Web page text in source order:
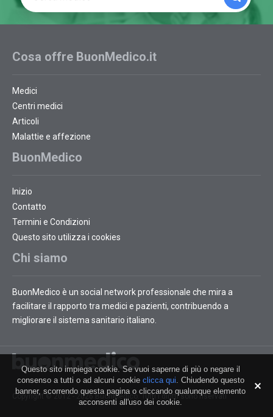
Cosa offre BuonMedico.it
Medici
Centri medici
Articoli
Malattie e affezione
BuonMedico
Inizio
Contatto
Termini e Condizioni
Questo sito utilizza i cookies
Chi siamo
BuonMedico è un social network professionale che mira a
facilitare il rapporto tra medici e pazienti, contribuendo a
migliorare il sistema sanitario italiano.
Copyright © 2012 - 2026 BuonMedico. Tutti i diritti sono riservati
Questo sito impiega cookie. Se vuoi saperne di più o negare il
consenso a tutti o ad alcuni cookie clicca qui. Chiudendo questo
banner, scorrendo questa pagina o cliccando qualunque elemento
acconsenti all'uso dei cookie.